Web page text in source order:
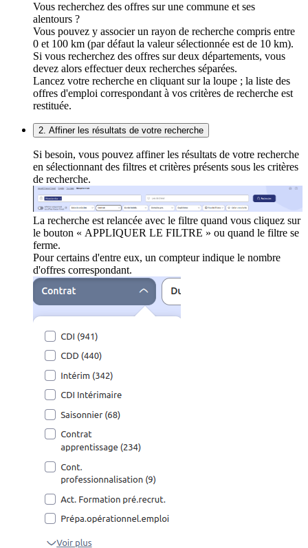
Vous recherchez des offres sur une commune et ses
alentours ?
Vous pouvez y associer un rayon de recherche compris entre
0 et 100 km (par défaut la valeur sélectionnée est de 10 km).
Si vous recherchez des offres sur deux départements, vous
devez alors effectuer deux recherches séparées.
Lancez votre recherche en cliquant sur la loupe ; la liste des
offres d'emploi correspondant à vos critères de recherche est
restituée.
2. Affiner les résultats de votre recherche
Si besoin, vous pouvez affiner les résultats de votre recherche
en sélectionnant des filtres et critères présents sous les critères
de recherche.
La recherche est relancée avec le filtre quand vous cliquez sur
le bouton « APPLIQUER LE FILTRE » ou quand le filtre se
ferme.
Pour certains d'entre eux, un compteur indique le nombre
d'offres correspondant.